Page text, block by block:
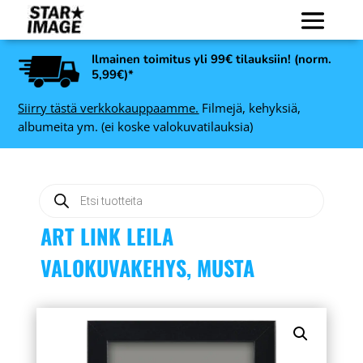
Ilmainen toimitus yli 99€ tilauksiin! (norm.
5,99€)*
Siirry tästä verkkokauppaamme. Filmejä, kehyksiä,
albumeita ym. (ei koske valokuvatilauksia)
search
ART LINK LEILA
VALOKUVAKEHYS, MUSTA
Nedis HDMI-kaapeli High